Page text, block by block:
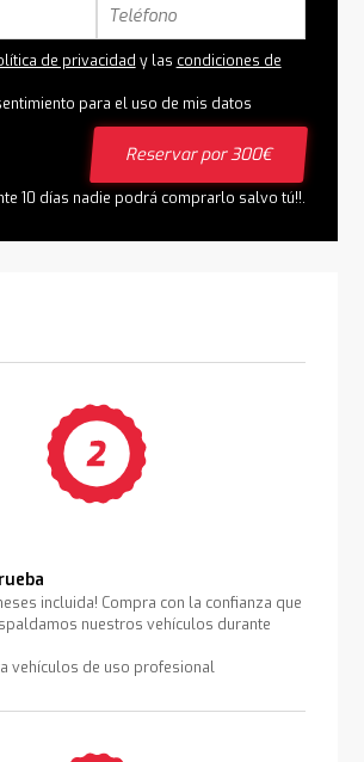
de privacidad y las condiciones de
para el uso de mis datos
Reservar por 300€
10 días nadie podrá comprarlo salvo tú!!.
incluida! Compra con la confianza que
nuestros vehículos durante
vehículos de uso profesional